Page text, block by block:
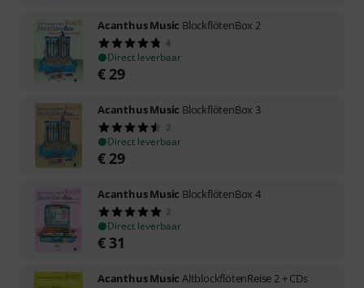
Acanthus Music BlockflötenBox 2
4
Direct leverbaar
€ 29
Acanthus Music BlockflötenBox 3
2
Direct leverbaar
€ 29
Acanthus Music BlockflötenBox 4
2
Direct leverbaar
€ 31
Acanthus Music AltblockflötenReise 2 + CDs